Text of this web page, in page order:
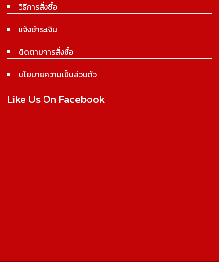
วิธีการสั่งซื้อ
แจ้งชำระเงิน
ติดตามการสั่งซื้อ
นโยบายความเป็นส่วนตัว
Like Us On Facebook